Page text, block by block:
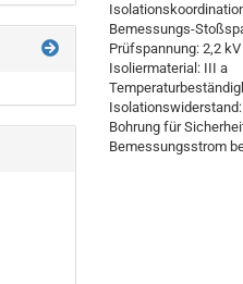
Bemessungs-
Prüfspannung: 2,2 kV
Isoliermaterial: III a
Isolationswiderstand:
Bohrung für
Bemessungsstrom